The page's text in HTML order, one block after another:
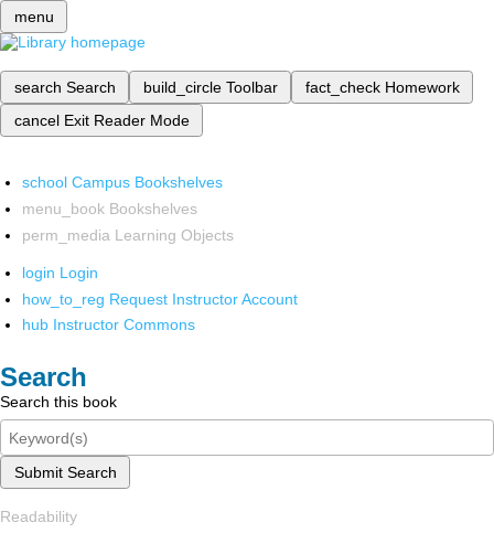
menu
search Search build_circle Toolbar fact_check Homework
cancel Exit Reader Mode
school Campus Bookshelves
menu_book Bookshelves
perm_media Learning Objects
login Login
how_to_reg Request Instructor Account
hub Instructor Commons
Search
Search this book
Submit Search
Readability